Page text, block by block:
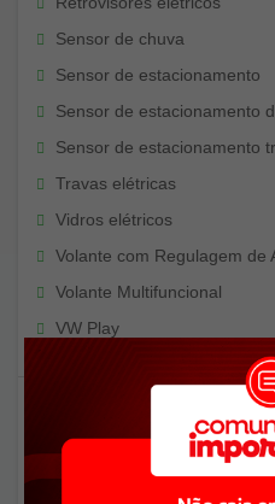
Sensor de chuva
Sensor de estacionamento
Sensor de estacionamento
Sensor de estacionamento
Travas elétricas
Vidros elétricos
Volante com Regulagem de
Volante Multifuncional
VW Play
Mais Informações
Aceitamos seu veículo ou
em até 60x, parcelamos a